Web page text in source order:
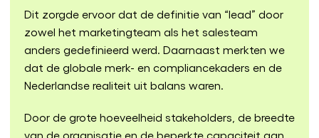
Dit zorgde ervoor dat de definitie van “lead” door
zowel het marketingteam als het salesteam
anders gedefinieerd werd. Daarnaast merkten we
dat de globale merk- en compliancekaders en de
Nederlandse realiteit uit balans waren.
Door de grote hoeveelheid stakeholders, de breedte
van de organisatie en de beperkte capaciteit aan